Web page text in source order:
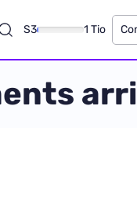
S3 1 Tio